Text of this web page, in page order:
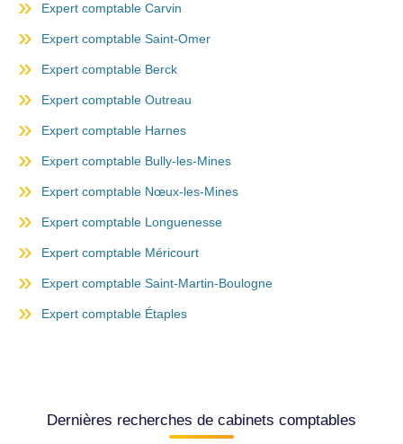
Expert comptable Carvin
Expert comptable Saint-Omer
Expert comptable Berck
Expert comptable Outreau
Expert comptable Harnes
Expert comptable Bully-les-Mines
Expert comptable Nœux-les-Mines
Expert comptable Longuenesse
Expert comptable Méricourt
Expert comptable Saint-Martin-Boulogne
Expert comptable Étaples
Dernières recherches de cabinets comptables